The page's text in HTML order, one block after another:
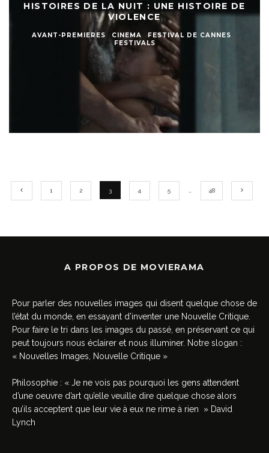
HISTOIRES DE LA NUIT : UNE HISTOIRE DE
VIOLENCE
AVANT-PREMIERES CINEMA
FESTIVAL DE CANNES
FESTIVALS
1 2 3 4 5 48
A PROPOS DE MOVIERAMA
Pour parler des nouvelles images qui disent quelque chose de
l’état du monde, en essayant d’inventer une Nouvelle Critique.
Pour faire le tri dans les images du passé, en préservant ce qui
peut toujours nous éclairer et nous illuminer. Notre slogan :
« Nouvelles Images, Nouvelle Critique »
Philosophie : « Je ne vois pas pourquoi les gens attendent
d’une oeuvre d’art qu’elle veuille dire quelque chose alors
qu’ils acceptent que leur vie à eux ne rime à rien » David
Lynch